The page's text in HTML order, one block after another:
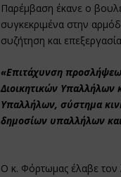
Παρέμβαση έκανε ο
συγκεκριμένα στην
συζήτηση και
«Επιτάχυνση
Διοικητικών Υπαλλήλων
Υπαλλήλων, σύστημα
δημοσίων υπαλλήλων και
Ο κ. Φόρτωμας έλαβε τον